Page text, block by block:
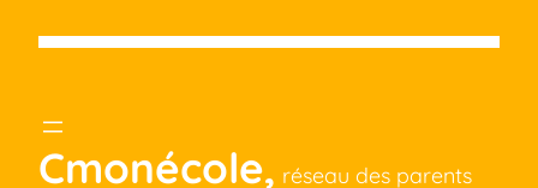
Cmonécole, réseau des parents